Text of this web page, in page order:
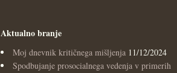
Aktualno branje
Moj dnevnik kritičnega mišljenja 11/12/2024
Spodbujanje prosocialnega vedenja v primerih